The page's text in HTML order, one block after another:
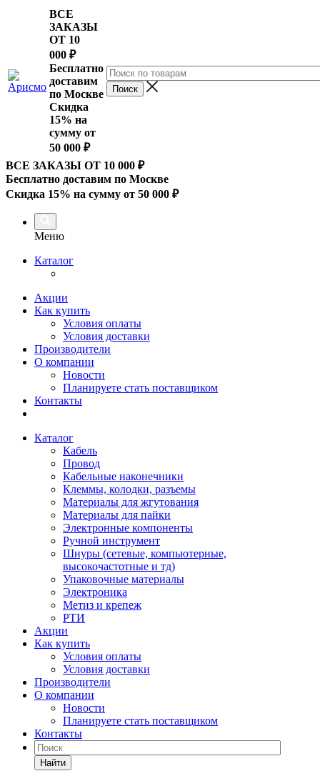
ВСЕ
ЗАКАЗЫ
ОТ 10
000 ₽
Бесплатно
доставим
по Москве
Скидка
15% на
сумму от
50 000 ₽
ВСЕ ЗАКАЗЫ ОТ 10 000 ₽
Бесплатно доставим по Москве
Скидка 15% на сумму от 50 000 ₽
Меню
Каталог
Акции
Как купить
Условия оплаты
Условия доставки
Производители
О компании
Новости
Планируете стать поставщиком
Контакты
Каталог
Кабель
Провод
Кабельные наконечники
Клеммы, колодки, разъемы
Материалы для жгутования
Материалы для пайки
Электронные компоненты
Ручной инструмент
Шнуры (сетевые, компьютерные,
высокочастотные и тд)
Упаковочные материалы
Электроника
Метиз и крепеж
РТИ
Акции
Как купить
Условия оплаты
Условия доставки
Производители
О компании
Новости
Планируете стать поставщиком
Контакты
Найти